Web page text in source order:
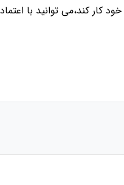
کار کند،می توانید با